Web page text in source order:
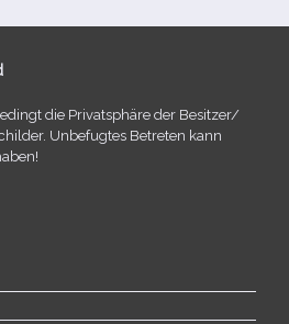
die Privatsphäre der Besitzer/​
Unbefugtes Betreten kann